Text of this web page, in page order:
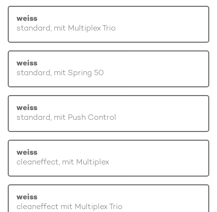
weiss
standard, mit Multiplex Trio
weiss
standard, mit Spring 50
weiss
standard, mit Push Control
weiss
cleaneffect, mit Multiplex
weiss
cleaneffect mit Multiplex Trio